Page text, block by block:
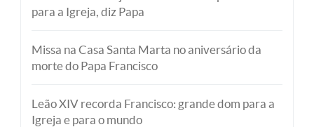
para a Igreja, diz Papa
Missa na Casa Santa Marta no aniversário da
morte do Papa Francisco
Leão XIV recorda Francisco: grande dom para a
Igreja e para o mundo